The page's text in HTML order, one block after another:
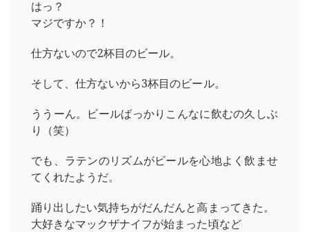
はっ？
マジですか？！
仕方ないので2杯目のビール。
そして、仕方ないから3杯目のビール。
ううーん。ビールばっかりこんなに飲むの久しぶ
り（笑）
でも、ラテンのリズムがビールを心地よく飲ませ
てくれたようだ。
踊り出したい気持ちがだんだんと高まってきた。
大好きなマックザナイフが始まった頃など